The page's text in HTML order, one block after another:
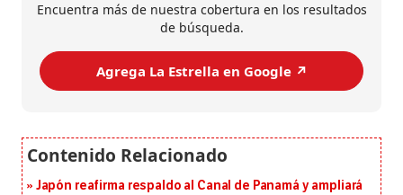
Encuentra más de nuestra cobertura en los resultados
de búsqueda.
Agrega La Estrella en Google ↗️
Japón reafirma respaldo al Canal de Panamá y ampliará